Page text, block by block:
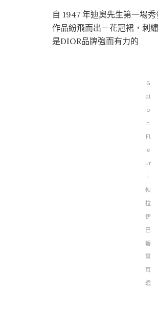
自 1947 年迪奧先生第一場
作品紛飛而出－花冠裙，刺
是DIOR品牌強而有力的
G
al
o
n
Fl
e
ur
i
帕
拉
伊
巴
碧
璽
耳
環